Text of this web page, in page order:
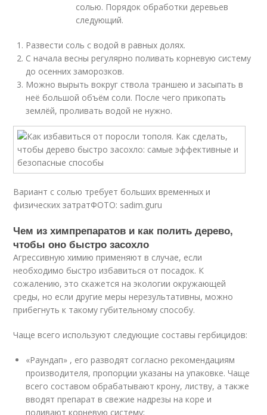
солью. Порядок обработки деревьев
следующий.
Развести соль с водой в равных долях.
С начала весны регулярно поливать корневую систему
до осенних заморозков.
Можно вырыть вокруг ствола траншею и засыпать в
неё большой объём соли. После чего прикопать
землёй, проливать водой не нужно.
Вариант с солью требует больших временных и
физических затратФОТО: sadim.guru
Чем из химпрепаратов и как полить дерево,
чтобы оно быстро засохло
Агрессивную химию применяют в случае, если
необходимо быстро избавиться от посадок. К
сожалению, это скажется на экологии окружающей
среды, но если другие меры нерезультативны, можно
прибегнуть к такому губительному способу.
Чаще всего используют следующие составы гербицидов:
«Раундап» , его разводят согласно рекомендациям
производителя, пропорции указаны на упаковке. Чаще
всего составом обрабатывают крону, листву, а также
вводят препарат в свежие надрезы на коре и
поливают корневую систему;